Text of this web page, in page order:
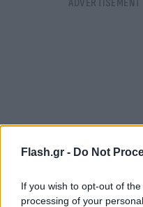
Flash.gr - Do Not
If you wish to opt-out of
processing of your